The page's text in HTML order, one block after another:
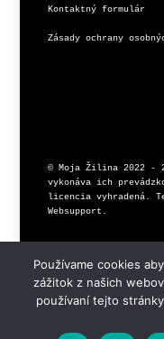
Kontaktný formulár
Zásady ochrany
© Moja Žilina 2022 -
vykonáva ich
licencia vyhradená.
Používame cookies
zážitok z našich
používaní tejto